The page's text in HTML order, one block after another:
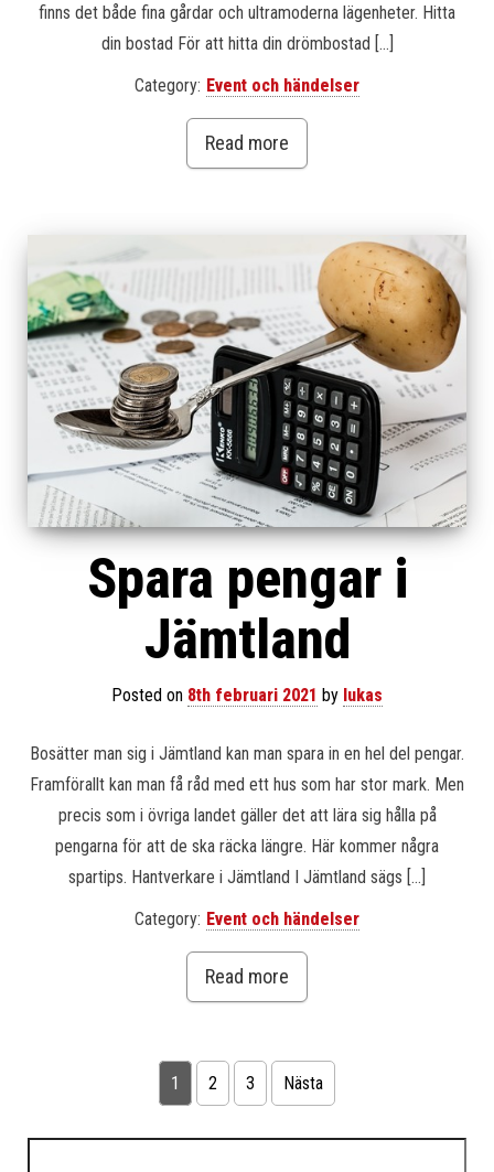
finns det både fina gårdar och ultramoderna lägenheter. Hitta
din bostad För att hitta din drömbostad […]
Category: Event och händelser
Read more
Spara pengar i
Jämtland
Posted on 8th februari 2021 by lukas
Bosätter man sig i Jämtland kan man spara in en hel del pengar.
Framförallt kan man få råd med ett hus som har stor mark. Men
precis som i övriga landet gäller det att lära sig hålla på
pengarna för att de ska räcka längre. Här kommer några
spartips. Hantverkare i Jämtland I Jämtland sägs […]
Category: Event och händelser
Read more
Sidnumrering för inlägg
1 2 3 Nästa